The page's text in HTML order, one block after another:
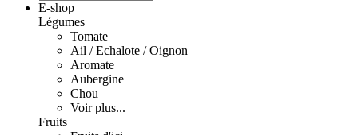
E-shop
Légumes
Tomate
Ail / Echalote / Oignon
Aromate
Aubergine
Chou
Voir plus...
Fruits